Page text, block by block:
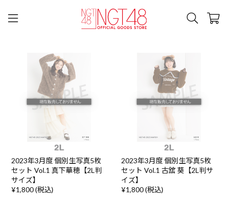
2023年3月度 個別生写真5枚
セット Vol.1 真下華穂【2L判
サイズ】
¥1,800 (税込)
2023年3月度 個別生写真5枚
セット Vol.1 古舘 葵【2L判サ
イズ】
¥1,800 (税込)